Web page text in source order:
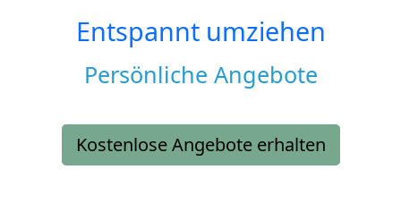
Entspannt umziehen
Persönliche Angebote
Kostenlose Angebote erhalten